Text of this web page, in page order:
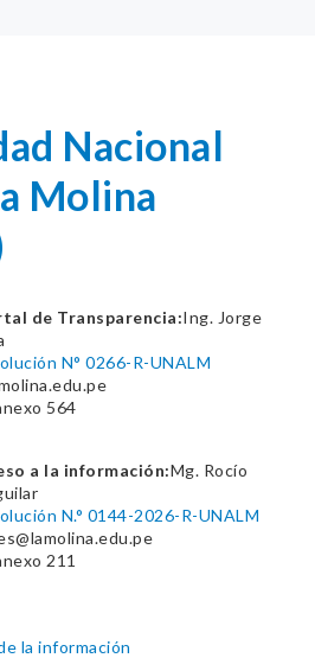
Nacional
Molina
de Transparencia:Ing. Jorge
N° 0266-R-UNALM
564
a la información:Mg. Rocío
N.° 0144-2026-R-UNALM
211
la información